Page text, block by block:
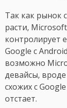
Так как рынок
расти,
контролирует
Google с
возможно
девайсы,
схожих с
отстает.